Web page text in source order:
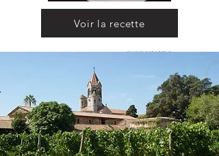
Voir la recette